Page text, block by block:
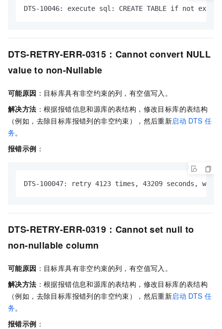
DTS-10046: execute sql: CREATE TABLE if not
DTS-RETRY-ERR-0315：Cannot convert NULL
value to non-Nullable
可能原因 ：目标库具有非空约束的列，有空值写入。
解决方法 ：根据报错信息和源库的表结构，修改目标库的表结构
（例如，去除目标库报错列的非空约束），然后重新启动 DTS 任
务。
报错示例 ：
DTS-100047: retry 4123 times, 43209 seconds,
DTS-RETRY-ERR-0319：Cannot set null to
non-nullable column
可能原因 ：目标库具有非空约束的列，有空值写入。
解决方法 ：根据报错信息和源库的表结构，修改目标库的表结构
（例如，去除目标库报错列的非空约束），然后重新启动 DTS 任
务。
报错示例 ：